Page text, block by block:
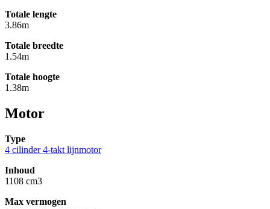
Totale lengte
3.86m
Totale breedte
1.54m
Totale hoogte
1.38m
Motor
Type
4 cilinder 4-takt lijnmotor
Inhoud
1108 cm3
Max vermogen